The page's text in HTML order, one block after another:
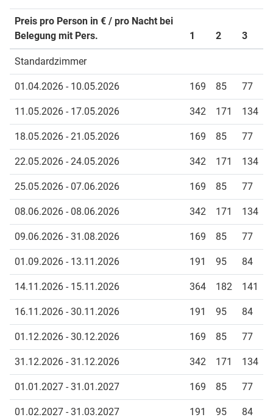
Preis pro Person in € / pro Nacht bei
Belegung mit Pers.
1 2 3
Standardzimmer
01.04.2026 - 10.05.2026 169 85 77
11.05.2026 - 17.05.2026 342 171 134
18.05.2026 - 21.05.2026 169 85 77
22.05.2026 - 24.05.2026 342 171 134
25.05.2026 - 07.06.2026 169 85 77
08.06.2026 - 08.06.2026 342 171 134
09.06.2026 - 31.08.2026 169 85 77
01.09.2026 - 13.11.2026 191 95 84
14.11.2026 - 15.11.2026 364 182 141
16.11.2026 - 30.11.2026 191 95 84
01.12.2026 - 30.12.2026 169 85 77
31.12.2026 - 31.12.2026 342 171 134
01.01.2027 - 31.01.2027 169 85 77
01.02.2027 - 31.03.2027 191 95 84